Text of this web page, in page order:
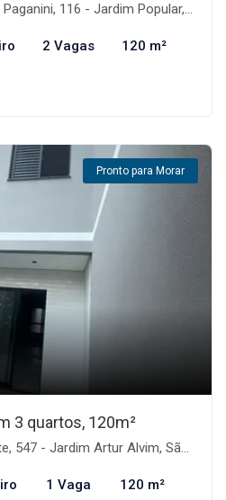
116 - Jardim Popular, São Paulo-SP
2 Vagas 120 m²
Pronto para Morar
3 quartos, 120m²
- Jardim Artur Alvim, São Paulo-SP
1 Vaga 120 m²